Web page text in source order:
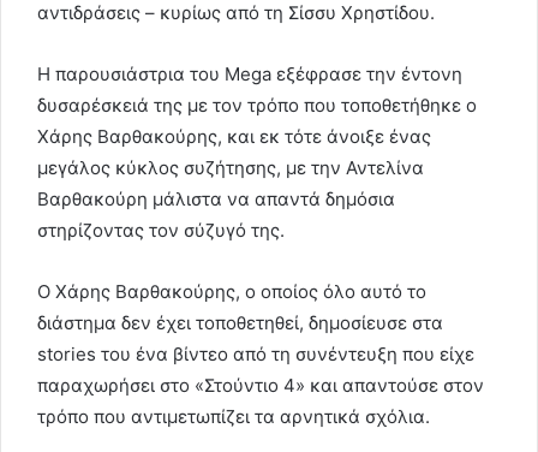
αντιδράσεις – κυρίως από τη Σίσσυ Χρηστίδου.
Η παρουσιάστρια του Mega εξέφρασε την έντονη
δυσαρέσκειά της με τον τρόπο που τοποθετήθηκε ο
Χάρης Βαρθακούρης, και εκ τότε άνοιξε ένας
μεγάλος κύκλος συζήτησης, με την Αντελίνα
Βαρθακούρη μάλιστα να απαντά δημόσια
στηρίζοντας τον σύζυγό της.
Ο Χάρης Βαρθακούρης, ο οποίος όλο αυτό το
διάστημα δεν έχει τοποθετηθεί, δημοσίευσε στα
stories του ένα βίντεο από τη συνέντευξη που είχε
παραχωρήσει στο «Στούντιο 4» και απαντούσε στον
τρόπο που αντιμετωπίζει τα αρνητικά σχόλια.